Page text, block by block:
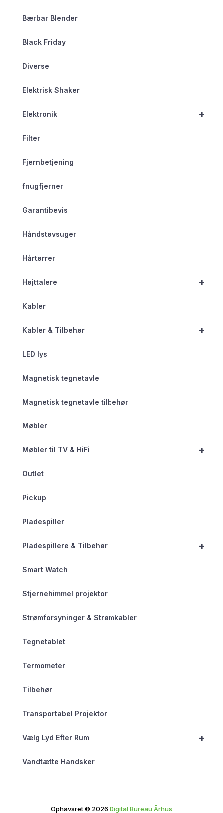
Bærbar Blender
Black Friday
Diverse
Elektrisk Shaker
+
Elektronik
Filter
Fjernbetjening
fnugfjerner
Garantibevis
Håndstøvsuger
Hårtørrer
+
Højttalere
Kabler
+
Kabler & Tilbehør
LED lys
Magnetisk tegnetavle
Magnetisk tegnetavle tilbehør
Møbler
+
Møbler til TV & HiFi
Outlet
Pickup
Pladespiller
+
Pladespillere & Tilbehør
Smart Watch
Stjernehimmel projektor
Strømforsyninger & Strømkabler
Tegnetablet
Termometer
Tilbehør
Transportabel Projektor
+
Vælg Lyd Efter Rum
Vandtætte Handsker
Ophavsret © 2026 Digital Bureau Århus